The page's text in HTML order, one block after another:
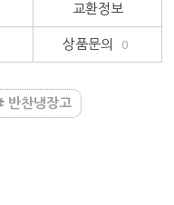
교환정보
상품문의 0
반찬냉장고